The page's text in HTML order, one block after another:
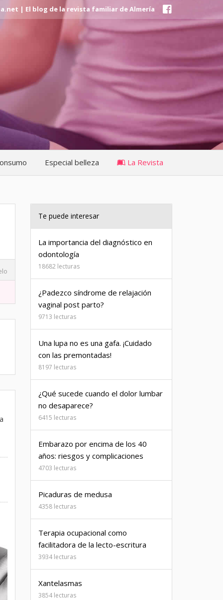
| El blog de la revista familiar de Almería
Especial belleza La Revista
Te puede interesar
La importancia del diagnóstico en
odontología
18682 lecturas
¿Padezco síndrome de relajación
vaginal post parto?
9713 lecturas
Una lupa no es una gafa. ¡Cuidado
con las premontadas!
8197 lecturas
¿Qué sucede cuando el dolor lumbar
no desaparece?
6415 lecturas
Embarazo por encima de los 40
años: riesgos y complicaciones
4703 lecturas
Picaduras de medusa
4358 lecturas
Terapia ocupacional como
facilitadora de la lecto-escritura
3934 lecturas
Xantelasmas
3854 lecturas